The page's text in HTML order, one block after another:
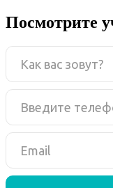
Посмотрите